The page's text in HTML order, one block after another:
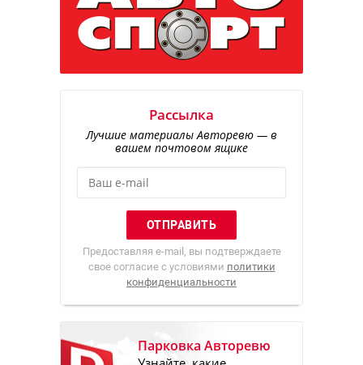
Рассылка
Лучшие материалы Авторевю — в
вашем почтовом ящике
Предоставляя e-mail, вы подтверждаете
свое согласие с условиями политики
конфиденциальности
Парковка Авторевю